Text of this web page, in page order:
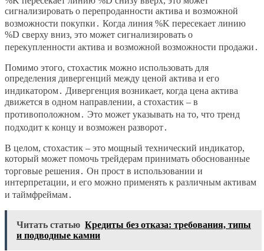
сигнализировать о перепроданности актива и возможной
возможности покупки․ Когда линия %K пересекает линию
%D сверху вниз, это может сигнализировать о
перекупленности актива и возможной возможности продажи․
Помимо этого, стохастик можно использовать для
определения дивергенций между ценой актива и его
индикатором․ Дивергенция возникает, когда цена актива
движется в одном направлении, а стохастик – в
противоположном․ Это может указывать на то, что тренд
подходит к концу и возможен разворот․
В целом, стохастик – это мощный технический индикатор,
который может помочь трейдерам принимать обоснованные
торговые решения․ Он прост в использовании и
интерпретации, и его можно применять к различным активам
и таймфреймам․
Читать статью Кредиты без отказа: требования, типы
и подводные камни